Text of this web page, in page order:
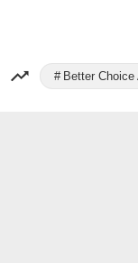
Better Choice